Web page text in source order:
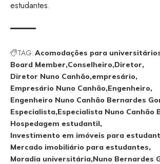
estudantes.
TAG: Acomodações para
Board Member Conselheiro Diretor
Diretor Nuno Canhão empresário
Empresário Nuno Canhão Engenheiro
Engenheiro Nuno Canhão Bernardes
Especialista Especialista Nuno Canhão
Hospedagem estudantil
Investimento em imóveis para
Mercado imobiliário para estudantes
Moradia universitária Nuno Bernardes